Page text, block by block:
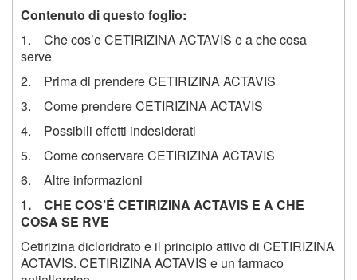
Contenuto di questo foglio:
1. Che cos’e CETIRIZINA ACTAVIS e a che cosa
serve
2. Prima di prendere CETIRIZINA ACTAVIS
3. Come prendere CETIRIZINA ACTAVIS
4. Possibili effetti indesiderati
5. Come conservare CETIRIZINA ACTAVIS
6. Altre informazioni
1. CHE COS’É CETIRIZINA ACTAVIS E A CHE
COSA SE RVE
Cetirizina dicloridrato e il principio attivo di CETIRIZINA
ACTAVIS. CETIRIZINA ACTAVIS e un farmaco